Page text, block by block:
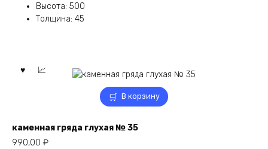
Высота: 500
Толщина: 45
В корзину
каменная гряда глухая № 35
990,00 ₽